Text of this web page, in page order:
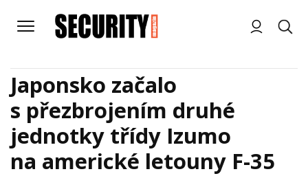
Japonsko začalo
s přezbrojením druhé
jednotky třídy Izumo
na americké letouny F-35